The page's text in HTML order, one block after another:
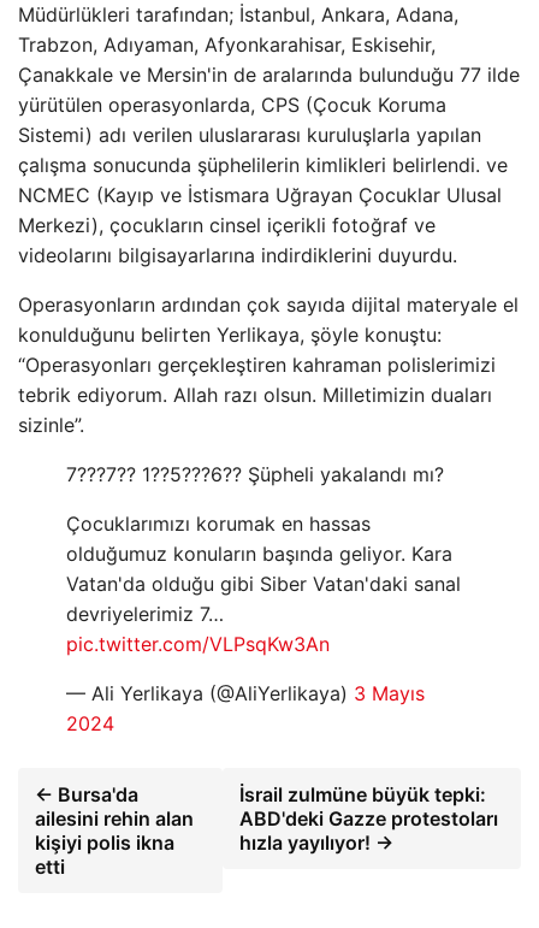
Müdürlükleri tarafından; İstanbul, Ankara, Adana,
Trabzon, Adıyaman, Afyonkarahisar, Eskisehir,
Çanakkale ve Mersin'in de aralarında bulunduğu 77 ilde
yürütülen operasyonlarda, CPS (Çocuk Koruma
Sistemi) adı verilen uluslararası kuruluşlarla yapılan
çalışma sonucunda şüphelilerin kimlikleri belirlendi. ve
NCMEC (Kayıp ve İstismara Uğrayan Çocuklar Ulusal
Merkezi), çocukların cinsel içerikli fotoğraf ve
videolarını bilgisayarlarına indirdiklerini duyurdu.
Operasyonların ardından çok sayıda dijital materyale el
konulduğunu belirten Yerlikaya, şöyle konuştu:
“Operasyonları gerçekleştiren kahraman polislerimizi
tebrik ediyorum. Allah razı olsun. Milletimizin duaları
sizinle”.
7???7?? 1??5???6?? Şüpheli yakalandı mı?
Çocuklarımızı korumak en hassas
olduğumuz konuların başında geliyor. Kara
Vatan'da olduğu gibi Siber Vatan'daki sanal
devriyelerimiz 7…
pic.twitter.com/VLPsqKw3An
— Ali Yerlikaya (@AliYerlikaya) 3 Mayıs
2024
← Bursa'da
ailesini rehin alan
kişiyi polis ikna
etti
İsrail zulmüne büyük tepki:
ABD'deki Gazze protestoları
hızla yayılıyor! →